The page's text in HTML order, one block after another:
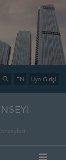
EN Üye Girişi